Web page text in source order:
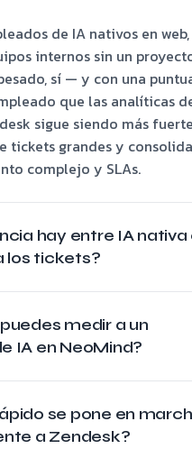
de IA nativos en web,
internos sin un
sí — y con una
que las analíticas
sigue siendo más
tickets grandes y
complejo y SLAs.
hay entre IA nativa
los tickets?
el primer día en torno a la
en tus fuentes y a los
de IA encima de un
lo que aporta fiabilidad
medir a un
IA en NeoMind?
juez de IA puntúa cada
ese baremo, todo
se pone en
a Zendesk?